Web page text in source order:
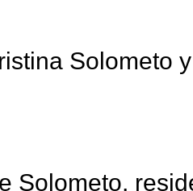
Solometo
Solometo,